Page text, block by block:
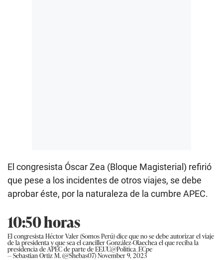
El congresista Óscar Zea (Bloque Magisterial) refirió
que pese a los incidentes de otros viajes, se debe
aprobar éste, por la naturaleza de la cumbre APEC.
10:50 horas
El congresista Héctor Valer (Somos Perú) dice que no se debe autorizar el viaje
de la presidenta y que sea el canciller González-Olaechea el que reciba la
presidencia de APEC de parte de EE.UU.@Politica_ECpe
— Sebastian Ortiz M. (@Shebas07)November 9, 2023